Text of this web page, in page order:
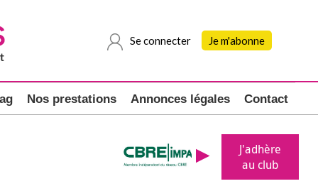
Se connecter Je m'abonne
Nos prestations Annonces légales Contact
J'adhère
au club